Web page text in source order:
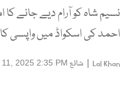
نسیم شاہ کو آرام دیے جانے کا
احمد کی اسکواڈ میں واپسی
Lal Khan
| شائع 2025 2:35 PM